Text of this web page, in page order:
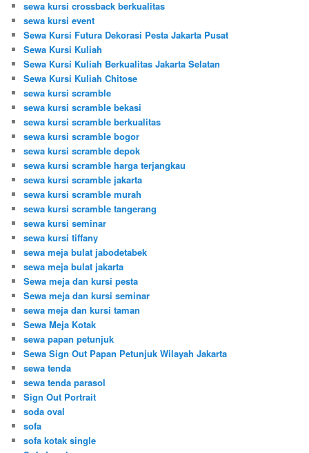
sewa kursi crossback berkualitas
sewa kursi event
Sewa Kursi Futura Dekorasi Pesta Jakarta Pusat
Sewa Kursi Kuliah
Sewa Kursi Kuliah Berkualitas Jakarta Selatan
Sewa Kursi Kuliah Chitose
sewa kursi scramble
sewa kursi scramble bekasi
sewa kursi scramble berkualitas
sewa kursi scramble bogor
sewa kursi scramble depok
sewa kursi scramble harga terjangkau
sewa kursi scramble jakarta
sewa kursi scramble murah
sewa kursi scramble tangerang
sewa kursi seminar
sewa kursi tiffany
sewa meja bulat jabodetabek
sewa meja bulat jakarta
Sewa meja dan kursi pesta
Sewa meja dan kursi seminar
sewa meja dan kursi taman
Sewa Meja Kotak
sewa papan petunjuk
Sewa Sign Out Papan Petunjuk Wilayah Jakarta
sewa tenda
sewa tenda parasol
Sign Out Portrait
soda oval
sofa
sofa kotak single